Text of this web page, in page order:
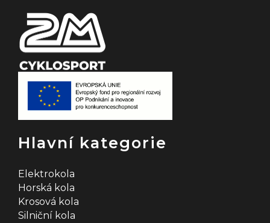
Hlavní kategorie
Elektrokola
Horská kola
Krosová kola
Silniční kola